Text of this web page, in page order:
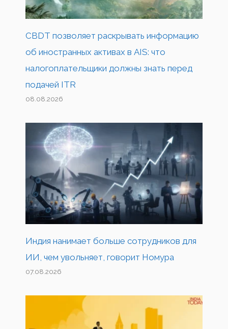
CBDT позволяет раскрывать информацию
об иностранных активах в AIS: что
налогоплательщики должны знать перед
подачей ITR
08.08.2026
Индия нанимает больше сотрудников для
ИИ, чем увольняет, говорит Номура
07.08.2026